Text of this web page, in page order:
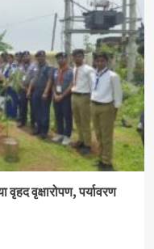
वृक्षारोपण, पर्यावरण